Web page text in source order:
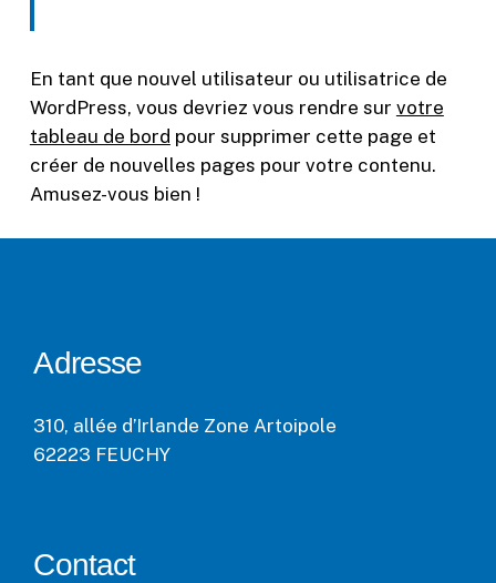
En tant que nouvel utilisateur ou utilisatrice de
WordPress, vous devriez vous rendre sur votre
tableau de bord pour supprimer cette page et
créer de nouvelles pages pour votre contenu.
Amusez-vous bien !
Adresse
310, allée d’Irlande Zone Artoipole
62223 FEUCHY
Contact